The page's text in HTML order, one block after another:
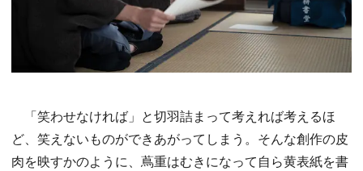
「笑わせなければ」と切羽詰まって考えれば考えるほ
ど、笑えないものができあがってしまう。そんな創作の皮
肉を映すかのように、蔦重はむきになって自ら黄表紙を書